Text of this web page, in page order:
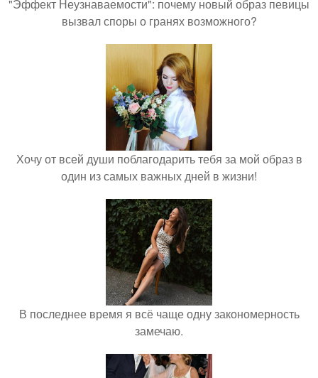
"Эффект Неузнаваемости": почему новый образ певицы
вызвал споры о гранях возможного?
Хочу от всей души поблагодарить тебя за мой образ в
один из самых важных дней в жизни!
В последнее время я всё чаще одну закономерность
замечаю.